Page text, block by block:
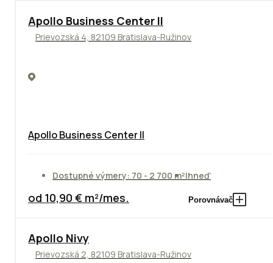
TOP NOVINKA ODPORÚČAME
Apollo Business Center II
Prievozská 4, 82109 Bratislava-Ružinov
Apollo Business Center II
Dostupné výmery: 70 - 2 700 m²Ihneď
od 10,90 € m²/mes. Porovnávač
Apollo Nivy
Prievozská 2, 82109 Bratislava-Ružinov